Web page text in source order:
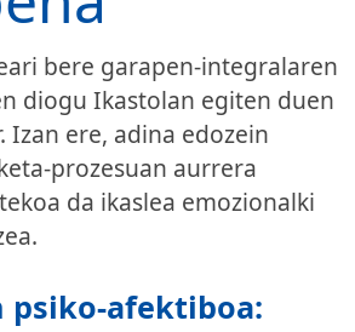
bere garapen-integralaren
diogu Ikastolan egiten duen
Izan ere, adina edozein
prozesuan aurrera
da ikaslea emozionalki
psiko-afektiboa: